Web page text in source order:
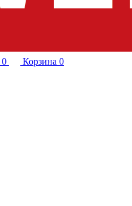
0 Корзина 0